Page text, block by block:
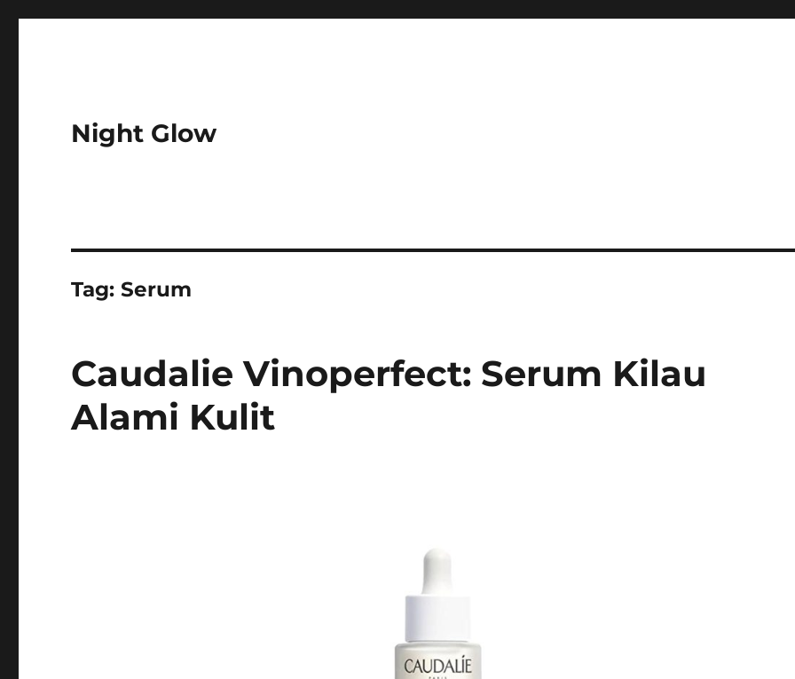
Night Glow
Tag:Serum
Caudalie Vinoperfect: Serum Kilau
Alami Kulit